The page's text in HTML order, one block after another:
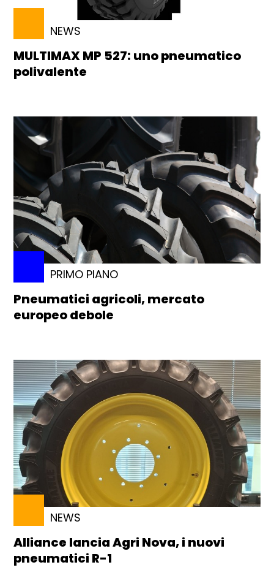
NEWS
MULTIMAX MP 527: uno pneumatico
polivalente
PRIMO PIANO
Pneumatici agricoli, mercato
europeo debole
NEWS
Alliance lancia Agri Nova, i nuovi
pneumatici R-1